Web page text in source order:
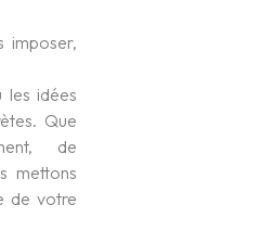
imposer,
les idées
Que
de
mettons
de votre